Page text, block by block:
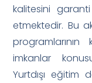
kalitesini
etmektedir. Bu
imkanlar
Yurtdışı eğitim